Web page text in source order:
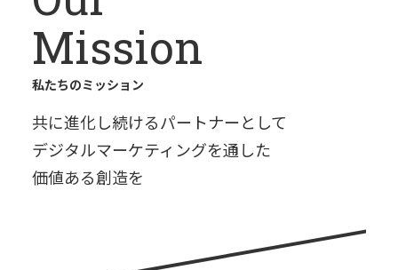
Mission
私たちのミッション
共に進化し続けるパートナーとして
デジタルマーケティングを通した
価値ある創造を